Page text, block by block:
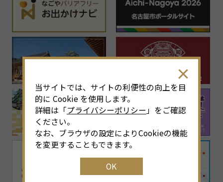
当サイトでは、サイトの利便性の向上を目
的に Cookie を使用します。
詳細は「プライバシーポリシー 」をご確認
ください。
なお、ブラウザの設定によりCookieの機能
を変更することもできます。
OK